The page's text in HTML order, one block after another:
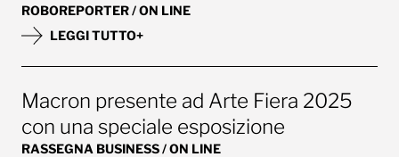
ROBOREPORTER / ON LINE
LEGGI TUTTO+
Macron presente ad Arte Fiera 2025
con una speciale esposizione
RASSEGNA BUSINESS / ON LINE